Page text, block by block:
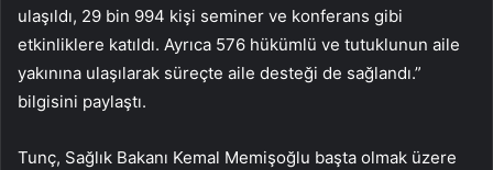
ulaşıldı, 29 bin 994 kişi seminer ve konferans gibi
etkinliklere katıldı. Ayrıca 576 hükümlü ve tutuklunun aile
yakınına ulaşılarak süreçte aile desteği de sağlandı.”
bilgisini paylaştı.
Tunç, Sağlık Bakanı Kemal Memişoğlu başta olmak üzere